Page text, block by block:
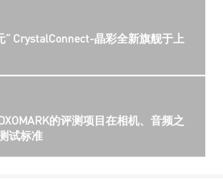
” CrystalConnect-晶彩全新旗舰于上
的评测项目在相机、音频之
试标准